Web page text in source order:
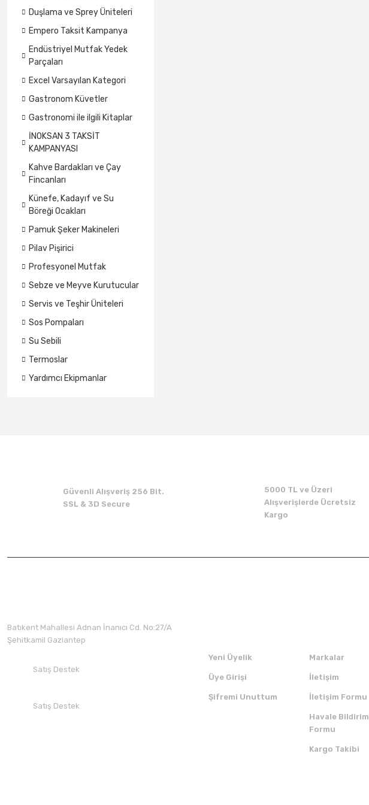
Duşlama ve Sprey Üniteleri
Empero Taksit Kampanya
Endüstriyel Mutfak Yedek
Parçaları
Excel Varsayılan Kategori
Gastronom Küvetler
Gastronomi ile ilgili Kitaplar
İNOKSAN 3 TAKSİT
KAMPANYASI
Kahve Bardakları ve Çay
Fincanları
Künefe, Kadayıf ve Su
Böreği Ocakları
Pamuk Şeker Makineleri
Pilav Pişirici
Profesyonel Mutfak
Sebze ve Meyve Kurutucular
Servis ve Teşhir Üniteleri
Sos Pompaları
Su Sebili
Termoslar
Yardımcı Ekipmanlar
Güvenli Alışveriş 256 Bit.
SSL & 3D Secure
5000 TL ve Üzeri
Alışverişlerde Ücretsiz
Kargo
Batıkent Mahallesi Adnan İnanıcı Cd. No:27/A
Şehitkamil Gaziantep
Satış Destek
Satış Destek
Yeni Üyelik
Üye Girişi
Şifremi Unuttum
Markalar
İletişim
İletişim Formu
Havale Bildirim
Formu
Kargo Takibi